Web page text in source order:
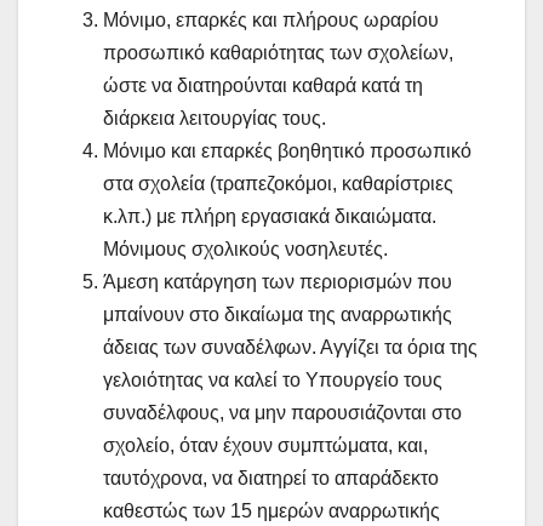
Μόνιμο, επαρκές και πλήρους ωραρίου
προσωπικό καθαριότητας των σχολείων,
ώστε να διατηρούνται καθαρά κατά τη
διάρκεια λειτουργίας τους.
Μόνιμο και επαρκές βοηθητικό προσωπικό
στα σχολεία (τραπεζοκόμοι, καθαρίστριες
κ.λπ.) με πλήρη εργασιακά δικαιώματα.
Μόνιμους σχολικούς νοσηλευτές.
Άμεση κατάργηση των περιορισμών που
μπαίνουν στο δικαίωμα της αναρρωτικής
άδειας των συναδέλφων. Αγγίζει τα όρια της
γελοιότητας να καλεί το Υπουργείο τους
συναδέλφους, να μην παρουσιάζονται στο
σχολείο, όταν έχουν συμπτώματα, και,
ταυτόχρονα, να διατηρεί το απαράδεκτο
καθεστώς των 15 ημερών αναρρωτικής